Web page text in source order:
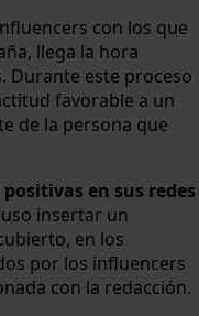
con los que
llega la hora
Durante este proceso
favorable a un
de la persona que
en sus redes
insertar un
en los
por los influencers
con la redacción.